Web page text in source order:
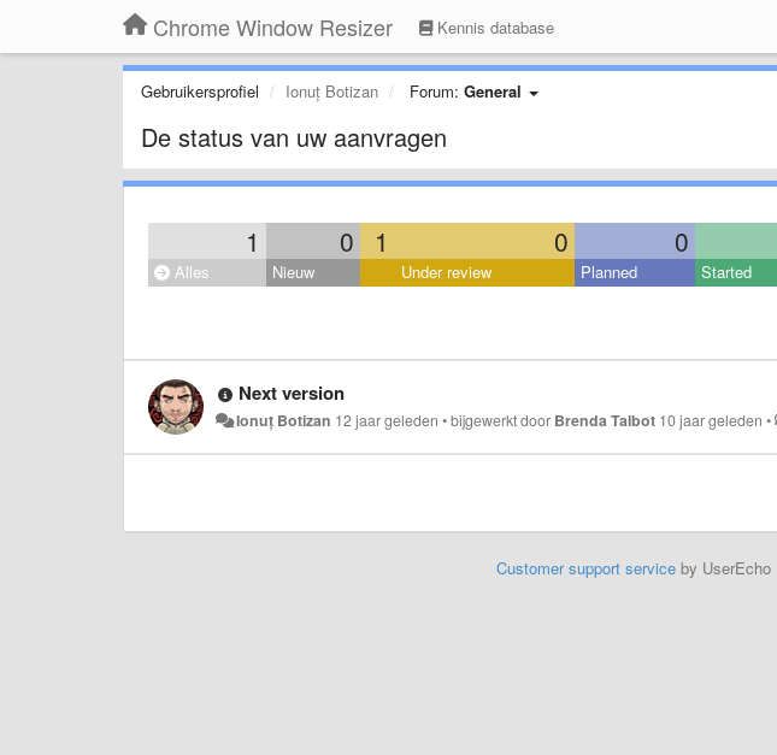
Chrome Window Resizer Kennis database
Gebruikersprofiel Ionuț Botizan Forum: General
De status van uw aanvragen
1 0 1 0 0
Alles Nieuw Under review Planned Started
Next version
Ionuț Botizan 12 jaar geleden •bijgewerkt door Brenda Talbot 10 jaar geleden •
Customer support serviceby UserEcho